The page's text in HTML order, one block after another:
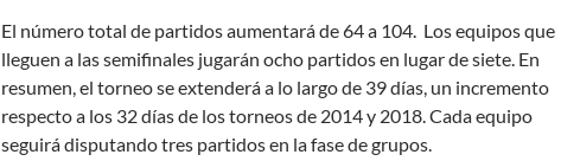
El número total de partidos aumentará de 64 a 104. Los equipos que
lleguen a las semifinales jugarán ocho partidos en lugar de siete. En
resumen, el torneo se extenderá a lo largo de 39 días, un incremento
respecto a los 32 días de los torneos de 2014 y 2018. Cada equipo
seguirá disputando tres partidos en la fase de grupos.